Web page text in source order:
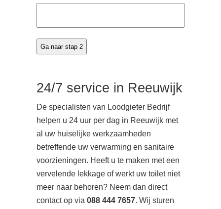
24/7 service in Reeuwijk
De specialisten van Loodgieter Bedrijf
helpen u 24 uur per dag in Reeuwijk met
al uw huiselijke werkzaamheden
betreffende uw verwarming en sanitaire
voorzieningen. Heeft u te maken met een
vervelende lekkage of werkt uw toilet niet
meer naar behoren? Neem dan direct
contact op via 088 444 7657. Wij sturen